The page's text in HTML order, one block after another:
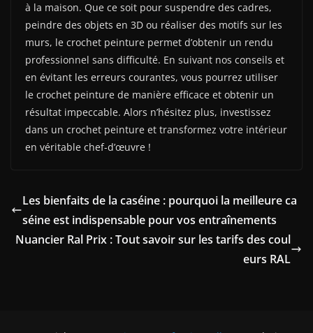
à la maison. Que ce soit pour suspendre des cadres,
peindre des objets en 3D ou réaliser des motifs sur les
murs, le crochet peinture permet d’obtenir un rendu
professionnel sans difficulté. En suivant nos conseils et
en évitant les erreurs courantes, vous pourrez utiliser
le crochet peinture de manière efficace et obtenir un
résultat impeccable. Alors n’hésitez plus, investissez
dans un crochet peinture et transformez votre intérieur
en véritable chef-d’œuvre !
Les bienfaits de la caséine : pourquoi la meilleure ca
séine est indispensable pour vos entraînements
Nuancier Ral Prix : Tout savoir sur les tarifs des coul
eurs RAL